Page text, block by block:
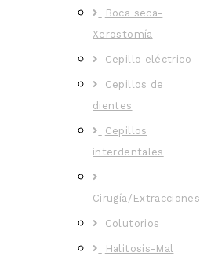
Boca seca-
Xerostomía
Cepillo eléctrico
Cepillos de
dientes
Cepillos
interdentales
Cirugía/Extracciones
Colutorios
Halitosis-Mal